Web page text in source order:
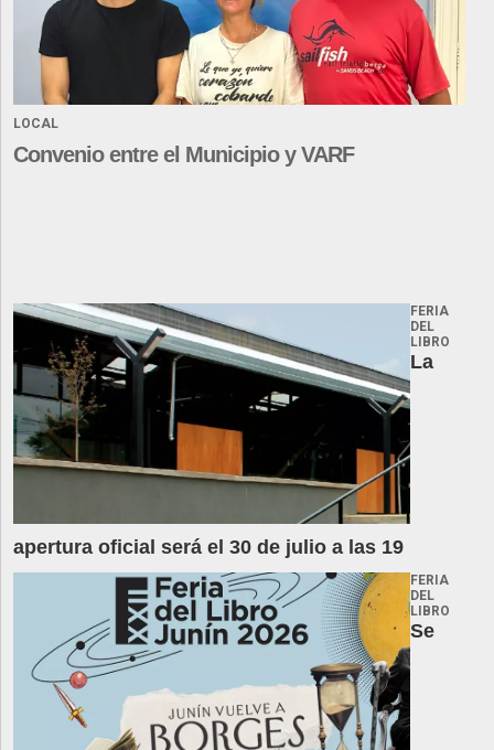
LOCAL
Convenio entre el Municipio y VARF
FERIA
DEL
LIBRO
La
apertura oficial será el 30 de julio a las 19
FERIA
DEL
LIBRO
Se